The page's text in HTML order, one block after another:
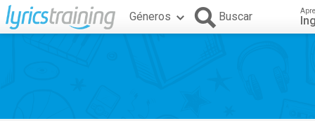
Géneros Buscar